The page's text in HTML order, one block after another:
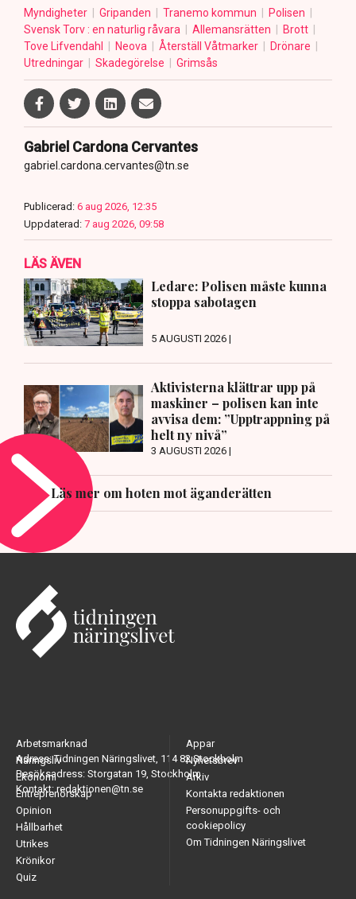
Myndigheter Gripanden Tranemo kommun
Polisen
Svensk Torv : en naturlig råvara
Allemansrätten
Brott
Tove Lifvendahl
Neova Återställ Våtmarker
Drönare
Utredningar
Skadegörelse Grimsås
Gabriel Cardona Cervantes
gabriel.cardona.cervantes@tn.se
Publicerad: 6 aug 2026, 12:35
Uppdaterad: 7 aug 2026, 09:58
LÄS ÄVEN
Ledare: Polisen måste kunna
stoppa sabotagen
5 AUGUSTI 2026 |
Aktivisterna klättrar upp på
maskiner – polisen kan inte
avvisa dem: ”Upptrappning på
helt ny nivå”
3 AUGUSTI 2026 |
Läs mer om hoten mot äganderätten
Adress: Tidningen Näringslivet, 114 82 Stockholm
Besöksadress: Storgatan 19, Stockholm
Kontakt: redaktionen@tn.se
Arbetsmarknad
Näringsliv
Ekonomi
Entreprenörskap
Opinion
Hållbarhet
Utrikes
Krönikor
Quiz
Appar
Nyhetsbrev
Arkiv
Kontakta redaktionen
Personuppgifts- och
cookiepolicy
Om Tidningen Näringslivet